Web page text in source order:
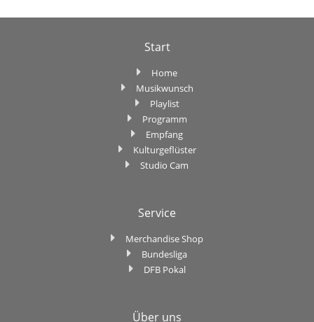
Start
Home
Musikwunsch
Playlist
Programm
Empfang
Kulturgeflüster
Studio Cam
Service
Merchandise Shop
Bundesliga
DFB Pokal
Über uns